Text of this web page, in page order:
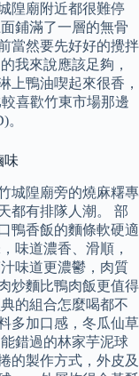
隍廟附近都很難停
鋪滿了一層的無骨
當然要先好好的攪拌
我來說應該足夠，
上鴨油喫起來很香，
喜歡竹東市場那邊
味
城隍廟旁的燒麻糬專
都有排隊人潮。 部
鴨香飯的麵條軟硬適
味道濃香、滑順，
味道更濃鬱，肉質
炒麵比鴨肉飯更值得
的組合怎麼喝都不
多加口感，冬瓜仙草
錯過的林家芋泥球
的製作方式，外皮及